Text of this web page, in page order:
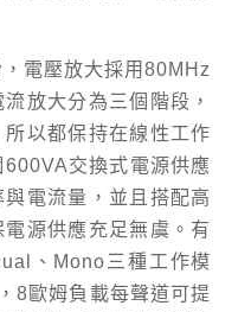
電壓放大採用80MHz
放大分為三個階段，
以都保持在線性工作
交換式電源供應
電流量，並且搭配高
源供應充足無虞。有
、Mono三種工作模
8歐姆負載每聲道可提